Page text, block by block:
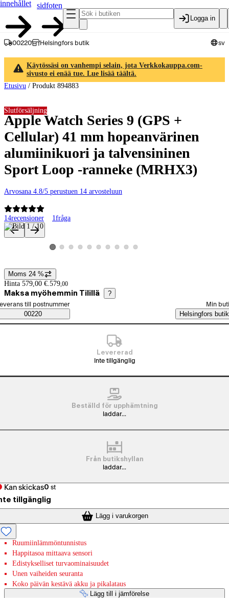
innehållet
sidfoten
Logga in
00220 Helsingfors butik sv
Käytössäsi on vanhempi selain, jota Verkkokauppa.com-
sivusto ei enää tue. Lue lisää täältä.
Etusivu / Produkt 894883
Apple Watch Series 9 (GPS +
Cellular) 41 mm hopeanvärinen
alumiinikuori ja talvensininen
Sport Loop -ranneke (MRHX3)
Arvosana 4.8/5 perustuen 14 arvosteluun
14recensioner 1fråga
Slutförsäljning
Produktbilder och videor
Visa produktbild 1
Visa produktbild 2
Visa produktbild 3
Visa produktbild 4
Visa produktbild 5
Visa produktbild 6
Visa produktbild 7
Visa produktbild 8
Visa produktbild 9
Visa produktbild 10
Prisinformation
Moms 24 %
Hinta 579,00 €. 579,00
Maksa myöhemmin Tilillä ?
Saatavuustiedot
beställningssätt
till postnummer
00220
Min
Helsingfors butik
Levererad
Inte tillgänglig
Beställd för upphämtning
laddar...
Från butikshyllan
laddar...
Kan skickas0 st
tillgänglig
Lägg i varukorgen
Ruumiinlämmöntunnistus
Happitasoa mittaava sensori
Edistykselliset turvaominaisuudet
Unen vaiheiden seuranta
Koko päivän kestävä akku ja pikalataus
Lägg till i jämförelse